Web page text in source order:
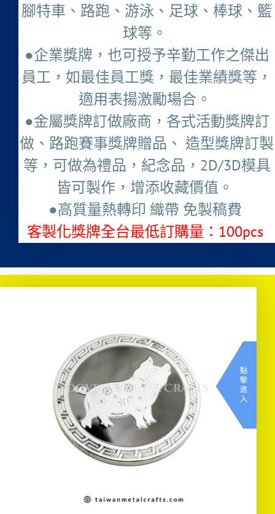
腳特車、路跑、游泳、足球、棒球、籃
球等。
●企業獎牌，也可授予辛勤工作之傑出
員工，如最佳員工獎，最佳業績獎等，
適用表揚激勵場合。
●金屬獎牌訂做廠商，各式活動獎牌訂
做、路跑賽事獎牌贈品、 造型獎牌訂製
等，可做為禮品，紀念品，2D/3D模具
皆可製作，增添收藏價值。
●高質量熱轉印 織帶 免製稿費
客製化獎牌全台最低訂購量：100pcs ​